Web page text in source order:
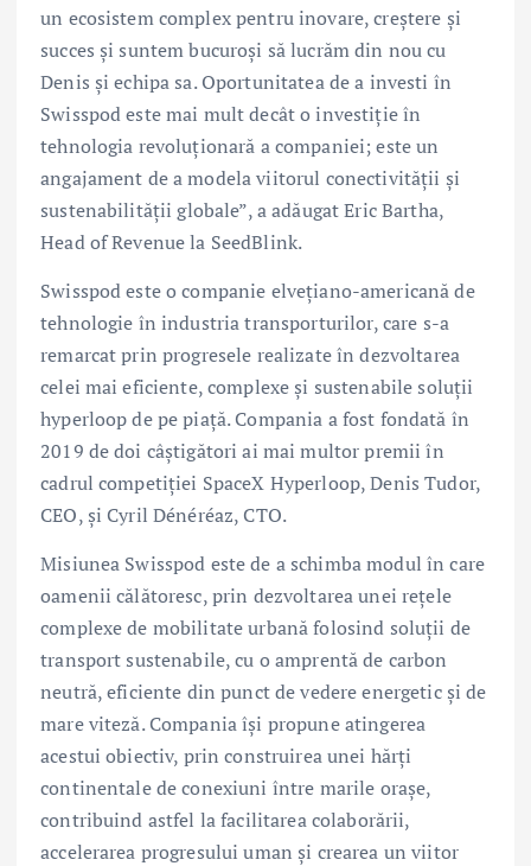
un ecosistem complex pentru inovare, creștere și
succes și suntem bucuroși să lucrăm din nou cu
Denis și echipa sa. Oportunitatea de a investi în
Swisspod este mai mult decât o investiție în
tehnologia revoluționară a companiei; este un
angajament de a modela viitorul conectivității și
sustenabilității globale”, a adăugat Eric Bartha,
Head of Revenue la SeedBlink.
Swisspod este o companie elvețiano-americană de
tehnologie în industria transporturilor, care s-a
remarcat prin progresele realizate în dezvoltarea
celei mai eficiente, complexe și sustenabile soluții
hyperloop de pe piață. Compania a fost fondată în
2019 de doi câștigători ai mai multor premii în
cadrul competiției SpaceX Hyperloop, Denis Tudor,
CEO, și Cyril Dénéréaz, CTO.
Misiunea Swisspod este de a schimba modul în care
oamenii călătoresc, prin dezvoltarea unei rețele
complexe de mobilitate urbană folosind soluții de
transport sustenabile, cu o amprentă de carbon
neutră, eficiente din punct de vedere energetic și de
mare viteză. Compania își propune atingerea
acestui obiectiv, prin construirea unei hărți
continentale de conexiuni între marile orașe,
contribuind astfel la facilitarea colaborării,
accelerarea progresului uman și crearea un viitor